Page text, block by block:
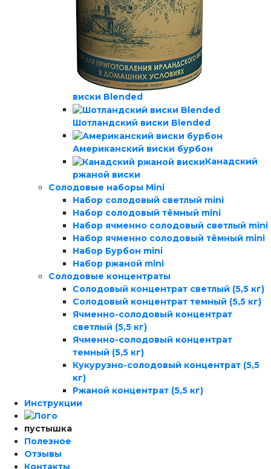
виски Blended
Шотландский виски Blended
Американский виски бурбон
Канадский
ржаной виски
Солодовые наборы Mini
Набор солодовый светлый mini
Набор солодовый тёмный mini
Набор ячменно солодовый светлый mini
Набор ячменно солодовый тёмный mini
Набор Бурбон mini
Набор ржаной mini
Солодовые концентраты
Солодовый концентрат светлый (5,5 кг)
Солодовый концентрат темный (5,5 кг)
Ячменно-солодовый концентрат
светлый (5,5 кг)
Ячменно-солодовый концентрат
темный (5,5 кг)
Кукурузно-солодовый концентрат (5,5
кг)
Ржаной концентрат (5,5 кг)
Инструкции
пустышка
Полезное
Отзывы